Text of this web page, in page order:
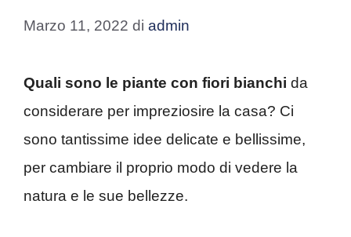
Marzo 11, 2022 di admin
Quali sono le piante con fiori bianchi da
considerare per impreziosire la casa? Ci
sono tantissime idee delicate e bellissime,
per cambiare il proprio modo di vedere la
natura e le sue bellezze.